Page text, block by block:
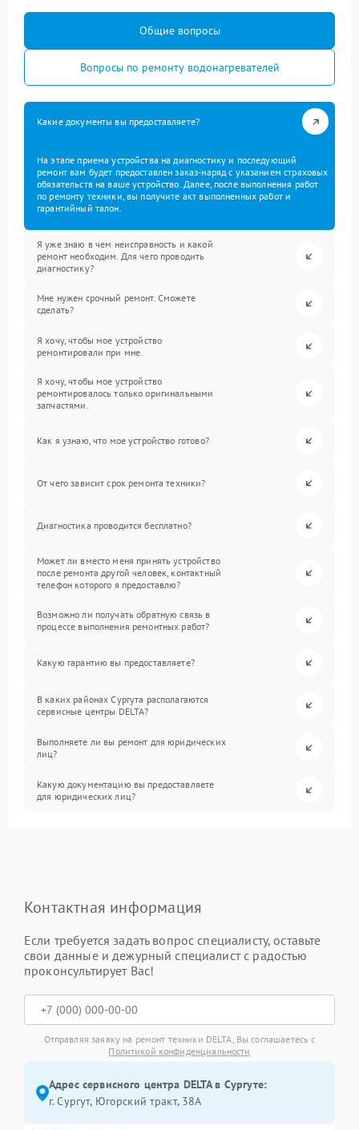
Общие вопросы
Вопросы по ремонту водонагревателей
Какие документы вы предоставляете?
На этапе приема устройства на диагностику и последующий
ремонт вам будет предоставлен заказ-наряд с указанием страховых
обязательств на ваше устройство. Далее, после выполнения работ
по ремонту техники, вы получите акт выполненных работ и
гарантийный талон.
Я уже знаю в чем неисправность и какой
ремонт необходим. Для чего проводить
диагностику?
Мне нужен срочный ремонт. Сможете
сделать?
Я хочу, чтобы мое устройство
ремонтировали при мне.
Я хочу, чтобы мое устройство
ремонтировалось только оригинальными
запчастями.
Как я узнаю, что мое устройство готово?
От чего зависит срок ремонта техники?
Диагностика проводится бесплатно?
Может ли вместо меня принять устройство
после ремонта другой человек, контактный
телефон которого я предоставлю?
Возможно ли получать обратную связь в
процессе выполнения ремонтных работ?
Какую гарантию вы предоставляете?
В каких районах Сургута располагаются
сервисные центры DELTA?
Выполняете ли вы ремонт для юридических
лиц?
Какую документацию вы предоставляете
для юридических лиц?
Контактная информация
Если требуется задать вопрос специалисту, оставьте
свои данные и дежурный специалист с радостью
проконсультирует Вас!
Отправляя заявку на ремонт техники DELTA, Вы соглашаетесь с
Политикой конфиденциальности
Адрес сервисного центра DELTA в Сургуте:
г. Сургут, Югорский тракт, 38А